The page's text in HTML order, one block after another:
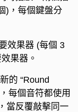
)，每個鍵盤分
效果器 (每個 3
果器。
的 “Round
每個音符都使用
當反覆敲擊同一